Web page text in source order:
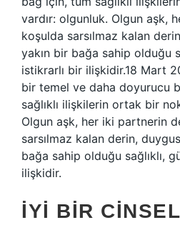
vardır: olgunluk. Olgun aşk,
koşulda sarsılmaz kalan
yakın bir bağa sahip olduğu
istikrarlı bir ilişkidir.18 Mart
bir temel ve daha doyurucu
sağlıklı ilişkilerin ortak bir
Olgun aşk, her iki partnerin
sarsılmaz kalan derin,
bağa sahip olduğu sağlıklı,
ilişkidir.
İYI BIR